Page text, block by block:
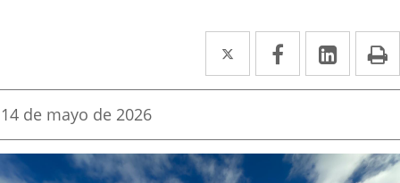
Twitter
Enlace
a
aplicación
externa.
Facebook
Enlace
a
aplicación
externa.
Enlace
a
Fecha
la
noticia
14 de mayo de 2026